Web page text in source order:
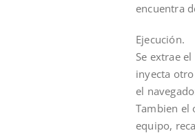
encuentra
Ejecución.
Se extrae
inyecta otro
el
Tambien el
equipo,